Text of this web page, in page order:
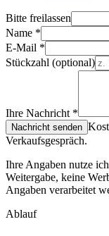
Bitte freilassen
Name *
E-Mail *
Stückzahl (optional)
Ihre Nachricht *
Nachricht senden
Verkaufsgespräch.
Ihre Angaben nutze
Weitergabe, keine
Angaben verarbeitet
Ablauf